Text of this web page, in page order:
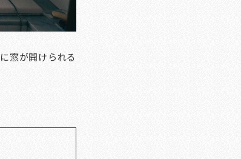
窓が開けられる